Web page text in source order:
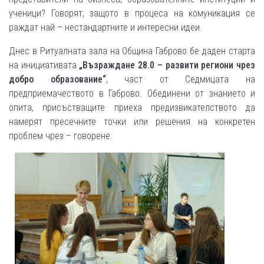
ученици? Говорят, защото в процеса на комуникация се
раждат най – нестандартните и интересни идеи.
Днес в Ритуалната зала на Община Габрово бе даден старта
на инициативата „Възраждане 28.0 – развити региони чрез
добро образование“, част от Седмицата на
предприемачеството в Габрово. Обединени от знанието и
опита, присъстващите приеха предизвикателството да
намерят пресечните точки или решения на конкретен
проблем чрез – говорене.